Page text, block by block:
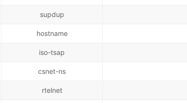
supdup
hostname
iso-tsap
csnet-ns
rtelnet